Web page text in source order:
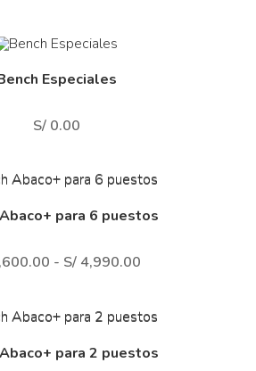
Especiales
S/0.00
para 6 puestos
- S/4,990.00
para 2 puestos